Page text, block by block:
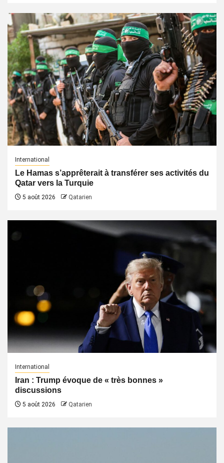
International
Le Hamas s’apprêterait à transférer ses activités du
Qatar vers la Turquie
5 août 2026 Qatarien
International
Iran : Trump évoque de « très bonnes »
discussions
5 août 2026 Qatarien